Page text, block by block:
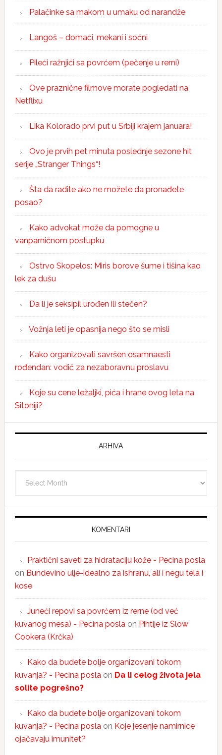
Palačinke sa makom u umaku od narandže
Langoš – domaći, mekani i sočni
Pileći ražnjići sa povrćem (pečenje u rerni)
Ove praznične filmove morate pogledati na
Netflixu
Lika Kolorado prvi put u Srbiji krajem januara!
Ovo je prvih pet minuta poslednje sezone hit
serije „Stranger Things“!
Šta da radite ako ne možete da pronađete
posao?
Kako advokat može da pomogne u
vanparničnom postupku
Ostrvo Skopelos: Miris borove šume i tišina kao
lek za dušu
Da li je seksipil urođen ili stečen?
Vožnja leti je opasnija nego što se misli
Kako organizovati savršen osamnaesti
rođendan: vodič za nezaboravnu proslavu
Koje su cene ležaljki, pića i hrane ovog leta na
Sitoniji?
ARHIVA
KOMENTARI
Praktični saveti za hidrataciju kože - Pecina posla
on Bundevino ulje-idealno za ishranu, ali i negu tela i
kose
Juneći repovi sa povrćem iz rerne (od već
kuvanog mesa) - Pecina poslaon Pihtije iz Slow
Cookera (Krčka)
Kako da budete bolje organizovani tokom
kuvanja? - Pecina poslaon Da li celog života jela
solite pogrešno?
Kako da budete bolje organizovani tokom
kuvanja? - Pecina poslaon Koje jesenje namirnice
ojačavaju imunitet?